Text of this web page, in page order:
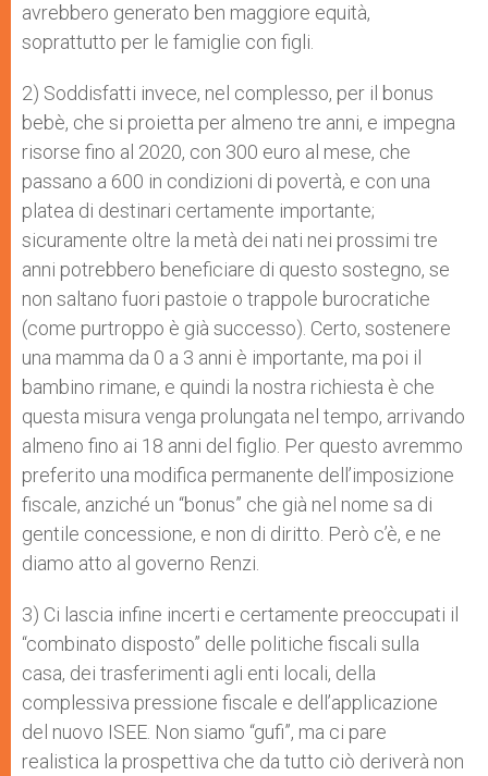
avrebbero generato ben maggiore equità,
soprattutto per le famiglie con figli.
2) Soddisfatti invece, nel complesso, per il bonus
bebè, che si proietta per almeno tre anni, e impegna
risorse fino al 2020, con 300 euro al mese, che
passano a 600 in condizioni di povertà, e con una
platea di destinari certamente importante;
sicuramente oltre la metà dei nati nei prossimi tre
anni potrebbero beneficiare di questo sostegno, se
non saltano fuori pastoie o trappole burocratiche
(come purtroppo è già successo). Certo, sostenere
una mamma da 0 a 3 anni è importante, ma poi il
bambino rimane, e quindi la nostra richiesta è che
questa misura venga prolungata nel tempo, arrivando
almeno fino ai 18 anni del figlio. Per questo avremmo
preferito una modifica permanente dell’imposizione
fiscale, anziché un “bonus” che già nel nome sa di
gentile concessione, e non di diritto. Però c’è, e ne
diamo atto al governo Renzi.
3) Ci lascia infine incerti e certamente preoccupati il
“combinato disposto” delle politiche fiscali sulla
casa, dei trasferimenti agli enti locali, della
complessiva pressione fiscale e dell’applicazione
del nuovo ISEE. Non siamo “gufi”, ma ci pare
realistica la prospettiva che da tutto ciò deriverà non